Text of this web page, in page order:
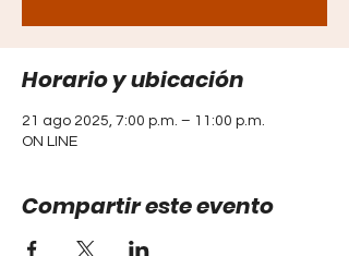
Horario y ubicación
21 ago 2025, 7:00 p.m. – 11:00 p.m.
ON LINE
Compartir este evento